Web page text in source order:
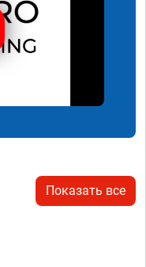
Показать все